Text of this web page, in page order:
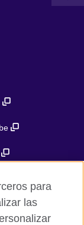
para
las